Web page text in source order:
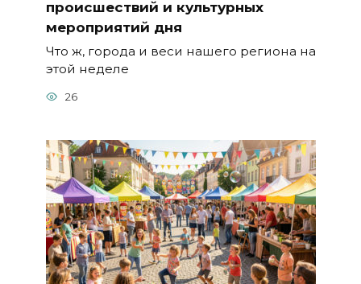
происшествий и культурных
мероприятий дня
Что ж, города и веси нашего региона на
этой неделе
26